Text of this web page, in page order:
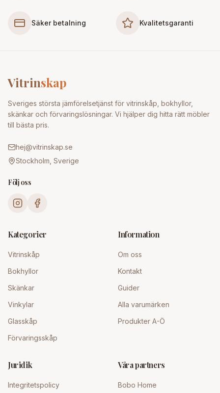
Säker betalning Kvalitetsgaranti
Vitrinskap
Sveriges största jämförelsetjänst för vitrinskåp, bokhyllor,
skänkar och förvaringslösningar. Vi hjälper dig hitta rätt möbler
till bästa pris.
hej@vitrinskap.se
Stockholm, Sverige
Följ oss
Kategorier
Vitrinskåp
Bokhyllor
Skänkar
Vinkylar
Glasskåp
Förvaringsskåp
Information
Om oss
Kontakt
Guider
Alla varumärken
Produkter A-Ö
Juridik
Integritetspolicy
Våra partners
Bobo Home